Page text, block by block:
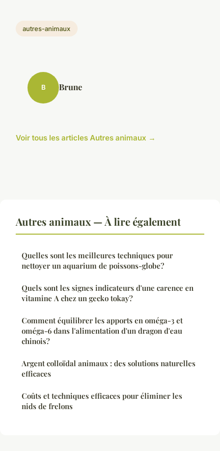
autres-animaux
B Brune
Voir tous les articles Autres animaux →
Autres animaux — À lire également
Quelles sont les meilleures techniques pour
nettoyer un aquarium de poissons-globe?
Quels sont les signes indicateurs d'une carence en
vitamine A chez un gecko tokay?
Comment équilibrer les apports en oméga-3 et
oméga-6 dans l'alimentation d'un dragon d'eau
chinois?
Argent colloïdal animaux : des solutions naturelles
efficaces
Coûts et techniques efficaces pour éliminer les
nids de frelons